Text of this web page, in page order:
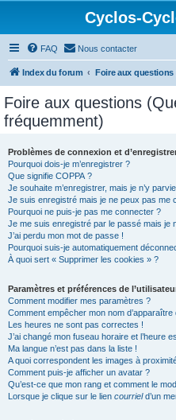
Cyclos-
FAQ Nous contacter
Index du forum
Foire aux questions
fréquemment)
Problèmes de connexion et
Pourquoi dois-je m’enregistrer ?
Que signifie COPPA ?
Je souhaite m’enregistrer, mais je n’y
Je suis enregistré mais je ne peux pas me
Pourquoi ne puis-je pas me connecter ?
Je me suis enregistré par le passé mais je
J’ai perdu mon mot de passe !
Pourquoi suis-je automatiquement
À quoi sert « Supprimer les cookies » ?
Paramètres et préférences de
Comment modifier mes paramètres ?
Comment empêcher mon nom
Les heures ne sont pas correctes !
J’ai changé mon fuseau horaire et l’heure
Ma langue n’est pas dans la liste !
A quoi correspondent les images à
Comment puis-je afficher un avatar ?
Qu’est-ce que mon rang et comment le
Lorsque je clique sur le lien courrield’un